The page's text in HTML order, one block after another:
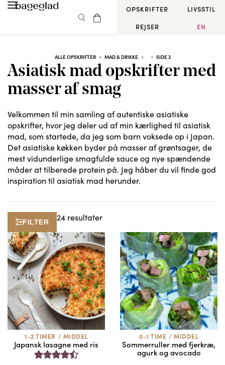
OPSKRIFTER
LIVSSTIL
REJSER
EN
ALLE OPSKRIFTER MAD & DRIKKE SIDE 2
Asiatisk mad opskrifter med
masser af smag
Velkommen til min samling af autentiske asiatiske
opskrifter, hvor jeg deler ud af min kærlighed til asiatisk
mad, som startede, da jeg som barn voksede op i Japan.
Det asiatiske køkken byder på masser af grøntsager, de
mest vidunderlige smagfulde sauce og nye spændende
måder at tilberede protein på. Jeg håber du vil finde god
inspiration til asiatisk mad herunder.
FILTER 24 resultater
1-2 TIMER / MIDDEL
Japansk lasagne med ris
0-1 TIME / MIDDEL
Sommerruller med fjerkræ,
agurk og avocado